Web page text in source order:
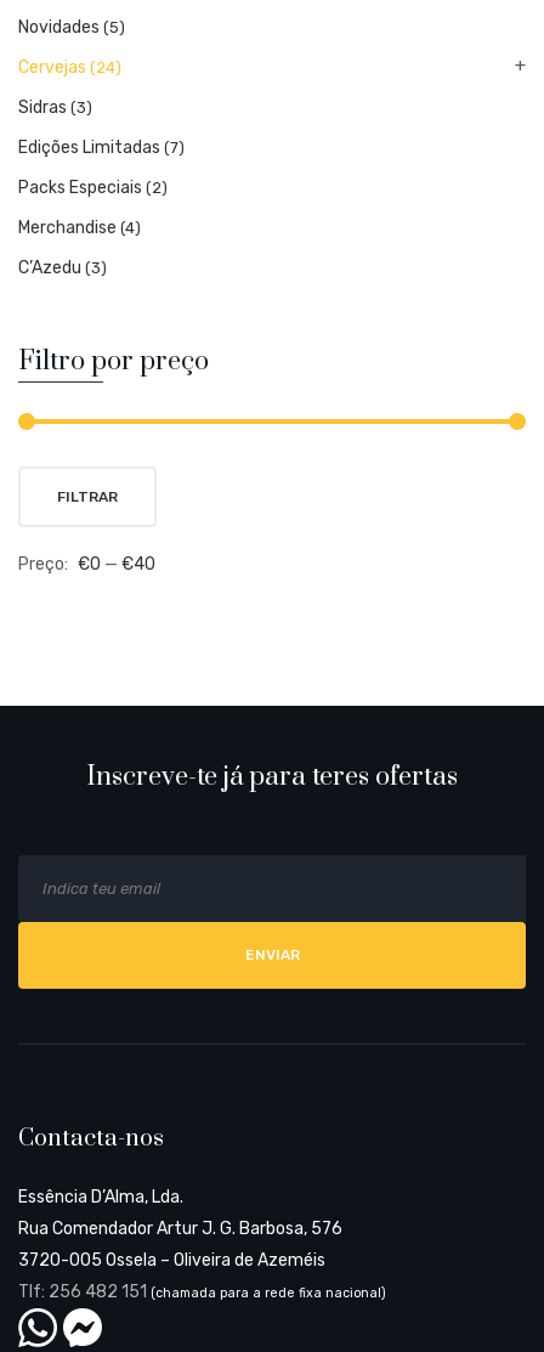
Novidades (5)
Cervejas (24)
Sidras (3)
Edições Limitadas (7)
Packs Especiais (2)
Merchandise (4)
C’Azedu (3)
Filtro por preço
FILTRAR
Preço: €0 — €40
Inscreve-te já para teres ofertas
i
Contacta-nos
Essência D’Alma, Lda.
Rua Comendador Artur J. G. Barbosa, 576
3720-005 Ossela – Oliveira de Azeméis
Tlf: 256 482 151 (chamada para a rede fixa nacional)